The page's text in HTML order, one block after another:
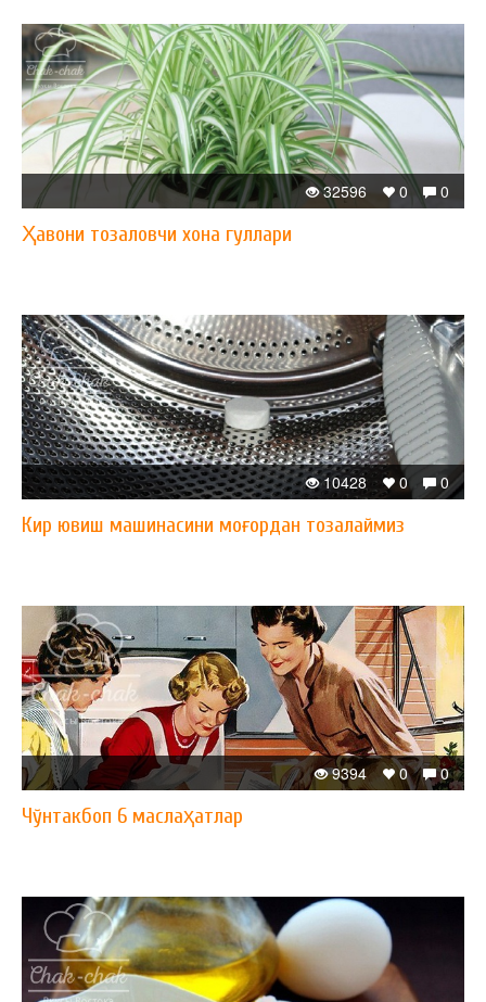
0
0
32596
Ҳавони тозаловчи хона гуллари
0
0
10428
Кир ювиш машинасини моғордан тозалаймиз
0
0
9394
Чўнтакбоп 6 маслаҳатлар